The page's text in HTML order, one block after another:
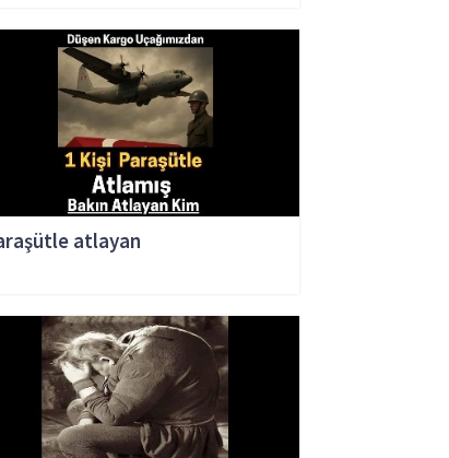
atlayan